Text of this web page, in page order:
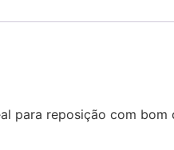
para reposição com bom